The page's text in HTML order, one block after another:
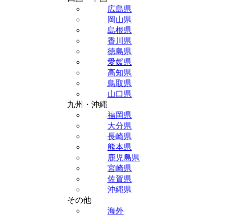
広島県
岡山県
島根県
香川県
徳島県
愛媛県
高知県
鳥取県
山口県
九州・沖縄
福岡県
大分県
長崎県
熊本県
鹿児島県
宮崎県
佐賀県
沖縄県
その他
海外